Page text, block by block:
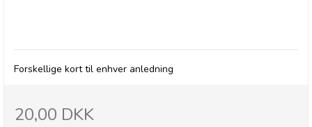
Forskellige kort til enhver anledning
20,00 DKK